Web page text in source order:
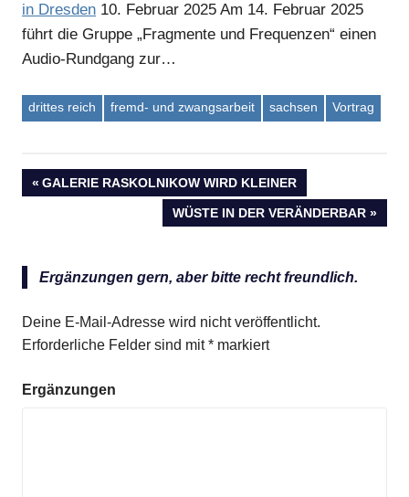
in Dresden 10. Februar 2025 Am 14. Februar 2025
führt die Gruppe „Fragmente und Frequenzen“ einen
Audio-Rundgang zur…
drittes reich fremd- und zwangsarbeit sachsen Vortrag
Beitragsnavigation
VORHERIGER
GALERIE RASKOLNIKOW WIRD KLEINER
NÄCHSTER
WÜSTE IN DER VERÄNDERBAR
Ergänzungen gern, aber bitte recht freundlich.
Deine E-Mail-Adresse wird nicht veröffentlicht.
Erforderliche Felder sind mit* markiert
Ergänzungen